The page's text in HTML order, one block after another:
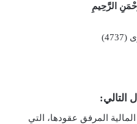
الرَّحِيمِ
التالي:
المرفق عقودها، التي